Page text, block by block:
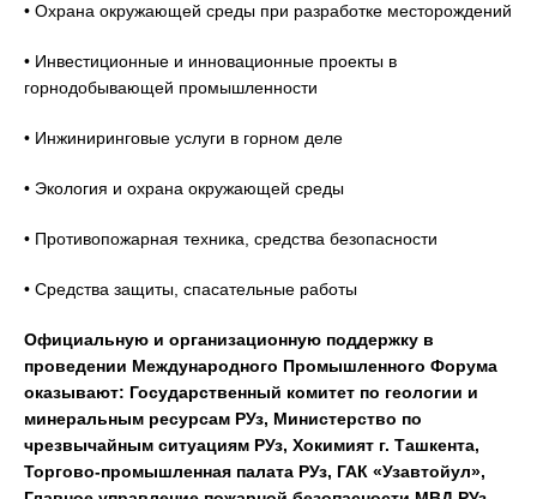
• Охрана окружающей среды при разработке месторождений
• Инвестиционные и инновационные проекты в
горнодобывающей промышленности
• Инжиниринговые услуги в горном деле
• Экология и охрана окружающей среды
• Противопожарная техника, средства безопасности
• Средства защиты, спасательные работы
Официальную и организационную поддержку в
проведении Международного Промышленного Форума
оказывают: Государственный комитет по геологии и
минеральным ресурсам РУз, Министерство по
чрезвычайным ситуациям РУз, Хокимият г. Ташкента,
Торгово-промышленная палата РУз, ГАК «Узавтойул»,